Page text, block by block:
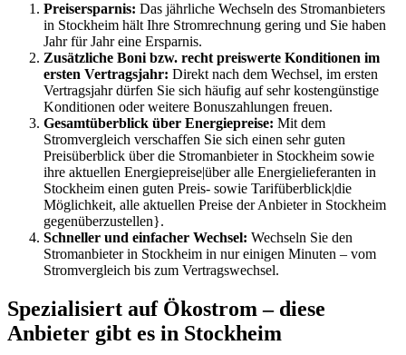
Preisersparnis: Das jährliche Wechseln des Stromanbieters
in Stockheim hält Ihre Stromrechnung gering und Sie haben
Jahr für Jahr eine Ersparnis.
Zusätzliche Boni bzw. recht preiswerte Konditionen im
ersten Vertragsjahr: Direkt nach dem Wechsel, im ersten
Vertragsjahr dürfen Sie sich häufig auf sehr kostengünstige
Konditionen oder weitere Bonuszahlungen freuen.
Gesamtüberblick über Energiepreise: Mit dem
Stromvergleich verschaffen Sie sich einen sehr guten
Preisüberblick über die Stromanbieter in Stockheim sowie
ihre aktuellen Energiepreise|über alle Energielieferanten in
Stockheim einen guten Preis- sowie Tarifüberblick|die
Möglichkeit, alle aktuellen Preise der Anbieter in Stockheim
gegenüberzustellen}.
Schneller und einfacher Wechsel: Wechseln Sie den
Stromanbieter in Stockheim in nur einigen Minuten – vom
Stromvergleich bis zum Vertragswechsel.
Spezialisiert auf Ökostrom – diese
Anbieter gibt es in Stockheim